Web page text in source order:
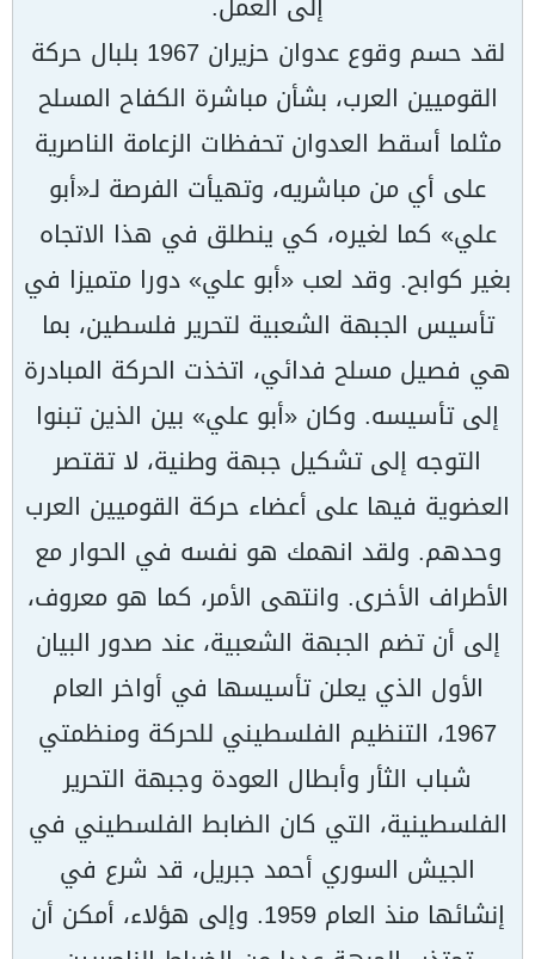
لقد حسم وقوع عدوان حزيران 1967 بلبال حركة
القوميين العرب، بشأن مباشرة الكفاح المسلح
مثلما أسقط العدوان تحفظات الزعامة الناصرية
على أي من مباشريه، وتهيأت الفرصة لـ«أبو
علي» كما لغيره، كي ينطلق في هذا الاتجاه
بغير كوابح. وقد لعب «أبو علي» دورا متميزا في
تأسيس الجبهة الشعبية لتحرير فلسطين، بما
هي فصيل مسلح فدائي، اتخذت الحركة المبادرة
إلى تأسيسه. وكان «أبو علي» بين الذين تبنوا
التوجه إلى تشكيل جبهة وطنية، لا تقتصر
العضوية فيها على أعضاء حركة القوميين العرب
وحدهم. ولقد انهمك هو نفسه في الحوار مع
الأطراف الأخرى. وانتهى الأمر، كما هو معروف،
إلى أن تضم الجبهة الشعبية، عند صدور البيان
الأول الذي يعلن تأسيسها في أواخر العام
1967، التنظيم الفلسطيني للحركة ومنظمتي
شباب الثأر وأبطال العودة وجبهة التحرير
الفلسطينية، التي كان الضابط الفلسطيني في
الجيش السوري أحمد جبريل، قد شرع في
إنشائها منذ العام 1959. وإلى هؤلاء، أمكن أن